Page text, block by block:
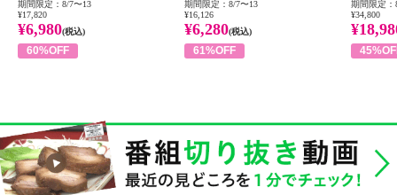
期間限定：8/7〜13
¥17,820
¥6,980(税込)
60%OFF
期間限定：8/7〜13
¥16,126
¥6,280(税込)
61%OFF
期間限定：
¥34,800